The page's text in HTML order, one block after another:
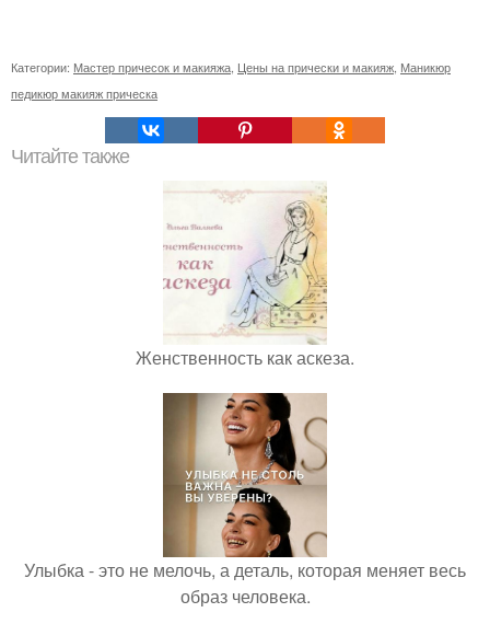
Категории: Мастер причесок и макияжа, Цены на прически и макияж, Маникюр
педикюр макияж прическа
Читайте также
Женственность как аскеза.
Улыбка - это не мелочь, а деталь, которая меняет весь
образ человека.